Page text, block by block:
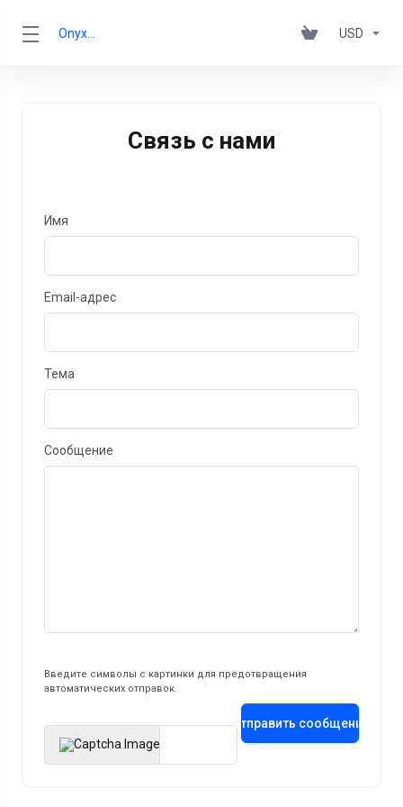
USD
Связь с нами
Имя
Email-адрес
Тема
Сообщение
Введите символы с картинки для предотвращения
автоматических отправок.
Enter Captcha Code
Отправить сообщение